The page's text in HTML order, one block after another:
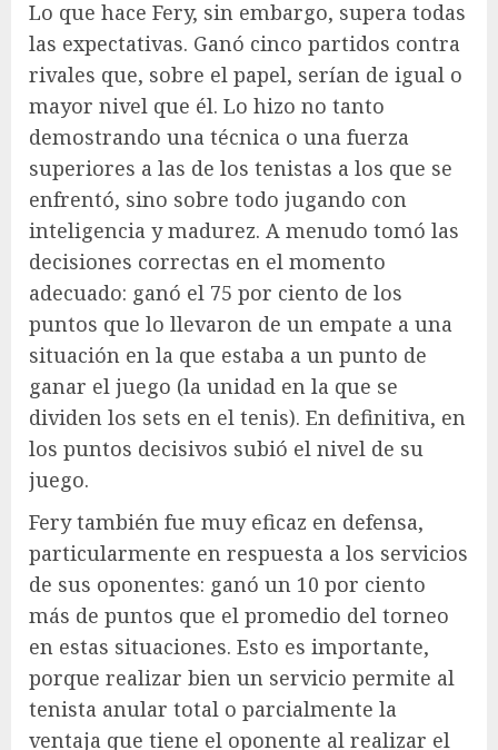
Lo que hace Fery, sin embargo, supera todas
las expectativas. Ganó cinco partidos contra
rivales que, sobre el papel, serían de igual o
mayor nivel que él. Lo hizo no tanto
demostrando una técnica o una fuerza
superiores a las de los tenistas a los que se
enfrentó, sino sobre todo jugando con
inteligencia y madurez. A menudo tomó las
decisiones correctas en el momento
adecuado: ganó el 75 por ciento de los
puntos que lo llevaron de un empate a una
situación en la que estaba a un punto de
ganar el juego (la unidad en la que se
dividen los sets en el tenis). En definitiva, en
los puntos decisivos subió el nivel de su
juego.
Fery también fue muy eficaz en defensa,
particularmente en respuesta a los servicios
de sus oponentes: ganó un 10 por ciento
más de puntos que el promedio del torneo
en estas situaciones. Esto es importante,
porque realizar bien un servicio permite al
tenista anular total o parcialmente la
ventaja que tiene el oponente al realizar el